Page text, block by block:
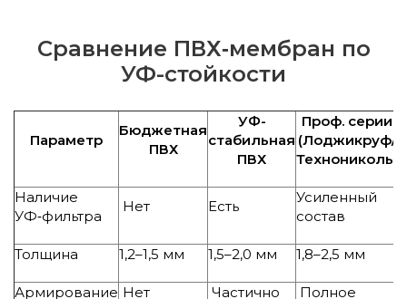
Сравнение ПВХ‑мембран по
УФ-стойкости
Параметр
Бюджетная
ПВХ
УФ-
стабильная
ПВХ
Проф. серии
(Лоджикруф/
Технониколь)
Наличие
УФ‑фильтра
Нет Есть
Усиленный
состав
Толщина 1,2–1,5 мм 1,5–2,0 мм 1,8–2,5 мм
Армирование Нет Частично Полное